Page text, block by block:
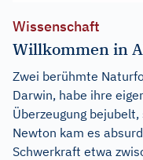
Wissenschaft
Willkommen in
Zwei berühmte
Darwin, habe ihre
Überzeugung
Newton kam es
Schwerkraft etwa